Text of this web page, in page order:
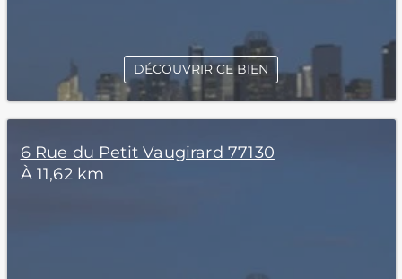
DÉCOUVRIR CE BIEN
6 Rue du Petit Vaugirard 77130
À 11,62 km